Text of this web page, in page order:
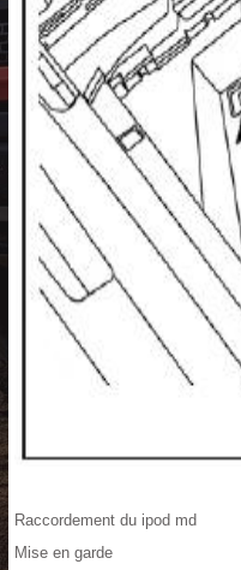
Raccordement du ipod md
Mise en garde